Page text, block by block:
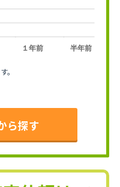
１年前 半年前
。
ら探す